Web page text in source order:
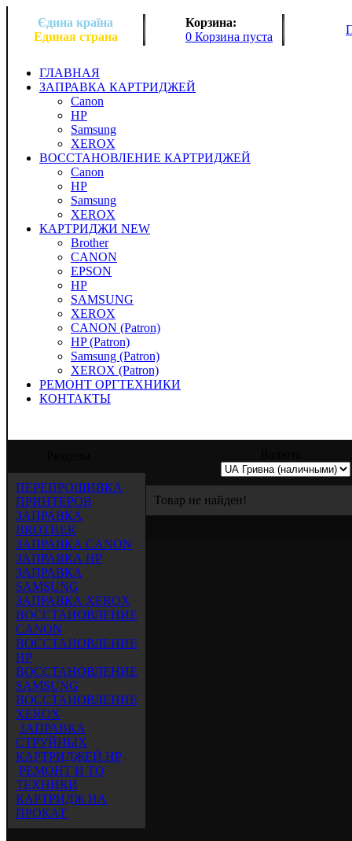
Єдина країна
Единая страна
Корзина:
0 Корзина пуста
ГЛАВНАЯ
ЗАПРАВКА КАРТРИДЖЕЙ
Canon
HP
Samsung
XEROX
ВОССТАНОВЛЕНИЕ КАРТРИДЖЕЙ
Canon
HP
Samsung
XEROX
КАРТРИДЖИ NEW
Brother
CANON
EPSON
HP
SAMSUNG
XEROX
CANON (Patron)
HP (Patron)
Samsung (Patron)
XEROX (Patron)
РЕМОНТ ОРГТЕХНИКИ
КОНТАКТЫ
ПЕРЕПРОШИВКА
ПРИНТЕРОВ
ЗАПРАВКА
BROTHER
ЗАПРАВКА CANON
ЗАПРАВКА HP
ЗАПРАВКА
SAMSUNG
ЗАПРАВКА XEROX
ВОССТАНОВЛЕНИЕ
CANON
ВОССТАНОВЛЕНИЕ
HP
ВОССТАНОВЛЕНИЕ
SAMSUNG
ВОССТАНОВЛЕНИЕ
XEROX
ЗАПРАВКА
СТРУЙНЫХ
КАРТРИДЖЕЙ HP
РЕМОНТ И ТО
ТЕХНИКИ
КАРТРИДЖ НА
ПРОКАТ
Товар не найден!